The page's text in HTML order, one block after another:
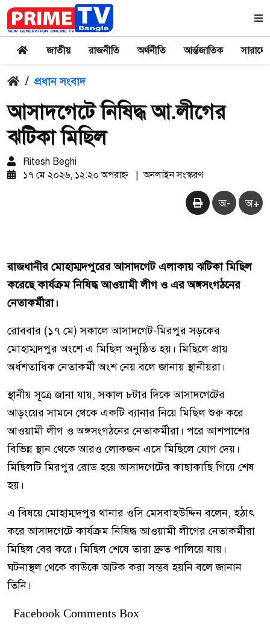
জাতীয় রাজনীতি অর্থনীতি আর্ন্তজাতিক
/ প্রধান সংবাদ
আসাদগেটে নিষিদ্ধ আ.লীগের
ঝটিকা মিছিল
Ritesh Beghi
১৭ মে ২০২৬, ১২:২০ অপরাহ্ন
অনলাইন সংস্করণ
অ- অ+
রাজধানীর মোহাম্মদপুরের আসাদগেট এলাকায় ঝটিকা মিছিল
করেছে কার্যক্রম নিষিদ্ধ আওয়ামী লীগ ও এর অঙ্গসংগঠনের
নেতাকর্মীরা।
রোববার (১৭ মে) সকালে আসাদগেট-মিরপুর সড়কের
মোহাম্মদপুর অংশে এ মিছিল অনুষ্ঠিত হয়। মিছিলে প্রায়
অর্ধশতাধিক নেতাকর্মী অংশ নেয় বলে জানায় স্থানীয়রা।
স্থানীয় সূত্রে জানা যায়, সকাল ৮টার দিকে আসাদগেটের
আড়ংয়ের সামনে থেকে একটি ব্যানার নিয়ে মিছিল শুরু করে
আওয়ামী লীগ ও অঙ্গসংগঠনের নেতাকর্মীরা। পরে আশপাশের
বিভিন্ন স্থান থেকে আরও লোকজন এসে মিছিলে যোগ দেয়।
মিছিলটি মিরপুর রোড হয়ে আসাদগেটের কাছাকাছি গিয়ে শেষ
হয়।
এ বিষয়ে মোহাম্মদপুর থানার ওসি মেসবাহউদ্দিন বলেন, হঠাৎ
করে আসাদগেটে কার্যক্রম নিষিদ্ধ আওয়ামী লীগের নেতাকর্মীরা
মিছিল বের করে। মিছিল শেষে তারা দ্রুত পালিয়ে যায়।
ঘটনাস্থল থেকে কাউকে আটক করা সম্ভব হয়নি বলে জানান
তিনি।
Facebook Comments Box